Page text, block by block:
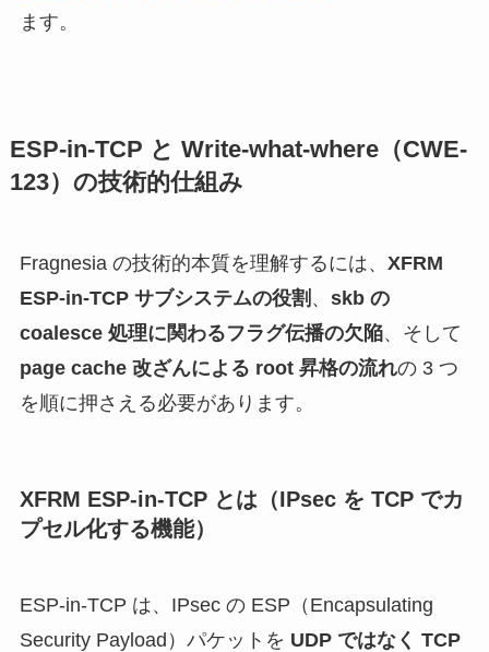
ます。
ESP-in-TCP と Write-what-where（CWE-
123）の技術的仕組み
Fragnesia の技術的本質を理解するには、 XFRM
ESP-in-TCP サブシステムの役割 、 skb の
coalesce 処理に関わるフラグ伝播の欠陥、そして
page cache 改ざんによる root 昇格の流れの 3 つ
を順に押さえる必要があります。
XFRM ESP-in-TCP とは（IPsec を TCP でカ
プセル化する機能）
ESP-in-TCP は、IPsec の ESP（Encapsulating
Security Payload）パケットを UDP ではなく TCP